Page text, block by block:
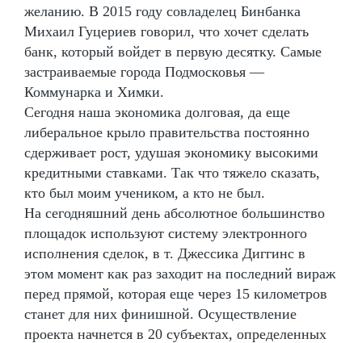
желанию. В 2015 году совладелец Бинбанка
Михаил Гуцериев говорил, что хочет сделать
банк, который войдет в первую десятку. Самые
застраиваемые города Подмосковья —
Коммунарка и Химки.
Сегодня наша экономика долговая, да еще
либеральное крыло правительства постоянно
сдерживает рост, удушая экономику высокими
кредитными ставками. Так что тяжело сказать,
кто был моим учеником, а кто не был.
На сегодняшний день абсолютное большинство
площадок используют систему электронного
исполнения сделок, в т. Джессика Диггинс в
этом момент как раз заходит на последний вираж
перед прямой, которая еще через 15 километров
станет для них финишной. Осуществление
проекта начнется в 20 субъектах, определенных